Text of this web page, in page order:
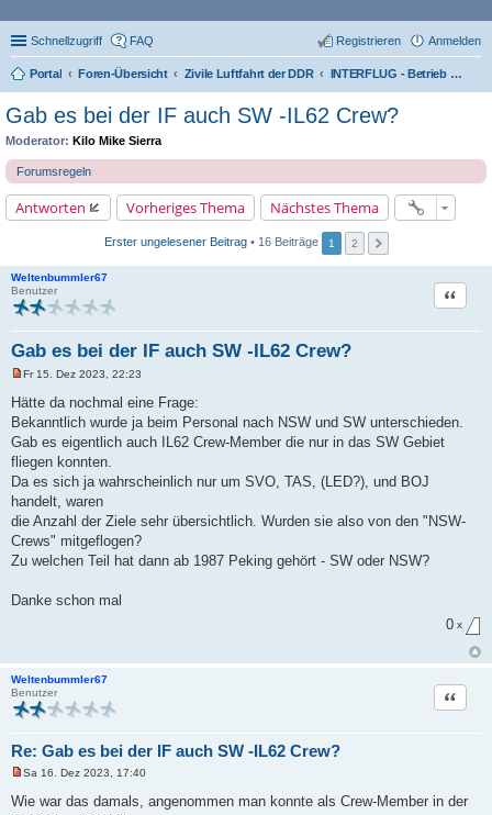
Schnellzugriff FAQ Anmelden
Registrieren
Portal Foren-Übersicht Zivile Luftfahrt der DDR INTERFLUG - Betrieb Verkehrsflug (VF)
Gab es bei der IF auch SW -IL62 Crew?
Moderator: Kilo Mike Sierra
Forumsregeln
Antworten Vorheriges Thema Nächstes Thema
Erster ungelesener Beitrag• 16 Beiträge 1 2
Weltenbummler67
Benutzer
Gab es bei der IF auch SW -IL62 Crew?
Zitat
n
g
e
e
s
n
e
B
e
t
g
Fr 15. Dez 2023, 22:23
Hätte da nochmal eine Frage:
Bekanntlich wurde ja beim Personal nach NSW und SW unterschieden.
Gab es eigentlich auch IL62 Crew-Member die nur in das SW Gebiet
fliegen konnten.
Da es sich ja wahrscheinlich nur um SVO, TAS, (LED?), und BOJ
handelt, waren
die Anzahl der Ziele sehr übersichtlich. Wurden sie also von den "NSW-
Crews" mitgeflogen?
Zu welchen Teil hat dann ab 1987 Peking gehört - SW oder NSW?
Danke schon mal
0 x
Weltenbummler67
Benutzer
Re: Gab es bei der IF auch SW -IL62 Crew?
Zitat
n
g
Sa 16. Dez 2023, 17:40
Wie war das damals, angenommen man konnte als Crew-Member in der